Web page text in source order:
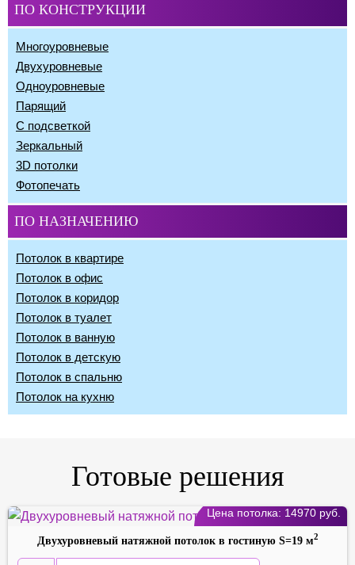
ПО КОНСТРУКЦИИ
Многоуровневые
Двухуровневые
Одноуровневые
Парящий
С подсветкой
Зеркальный
3D потолки
Фотопечать
ПО НАЗНАЧЕНИЮ
Потолок в квартире
Потолок в офис
Потолок в коридор
Потолок в туалет
Потолок в ванную
Потолок в детскую
Потолок в спальню
Потолок на кухню
Готовые решения
Цена потолка: 14970 руб.
Двухуровневый натяжной потолок в гостиную S=19 м2